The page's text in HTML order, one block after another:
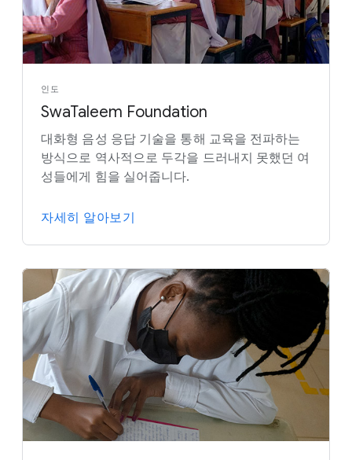
인도
SwaTaleem Foundation
대화형 음성 응답 기술을 통해 교육을 전파하는
방식으로 역사적으로 두각을 드러내지 못했던 여
성들에게 힘을 실어줍니다.
자세히 알아보기